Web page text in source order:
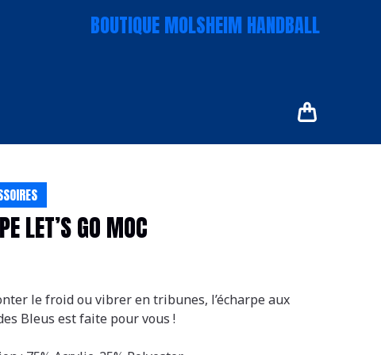
BOUTIQUE MOLSHEIM HANDBALL
LET’S GO MOC
le froid ou vibrer en tribunes, l’écharpe aux
Bleus est faite pour vous !